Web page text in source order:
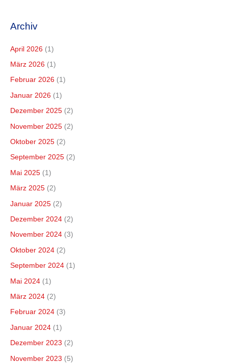
Archiv
April 2026 (1)
März 2026 (1)
Februar 2026 (1)
Januar 2026 (1)
Dezember 2025 (2)
November 2025 (2)
Oktober 2025 (2)
September 2025 (2)
Mai 2025 (1)
März 2025 (2)
Januar 2025 (2)
Dezember 2024 (2)
November 2024 (3)
Oktober 2024 (2)
September 2024 (1)
Mai 2024 (1)
März 2024 (2)
Februar 2024 (3)
Januar 2024 (1)
Dezember 2023 (2)
November 2023 (5)